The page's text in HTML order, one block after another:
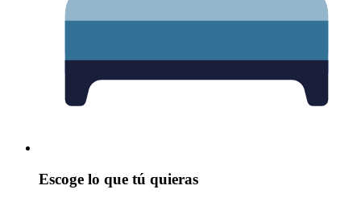
Escoge lo que tú quieras